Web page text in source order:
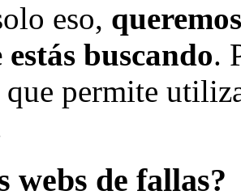
eso,
buscando.
que permite
webs de fallas?